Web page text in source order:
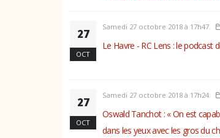
27
OCT
Samedi 27 octobre 2018 à 17h47
Le Havre - RC Lens : le podcast
27
OCT
Samedi 27 octobre 2018 à 17h24
Oswald Tanchot : « On est
dans les yeux avec les gros du